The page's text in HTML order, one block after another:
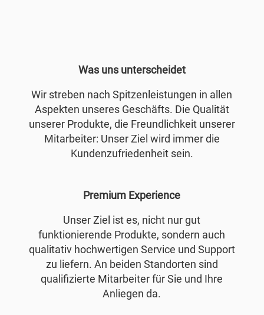
Was uns unterscheidet
Wir streben nach Spitzenleistungen in allen
Aspekten unseres Geschäfts. Die Qualität
unserer Produkte, die Freundlichkeit unserer
Mitarbeiter: Unser Ziel wird immer die
Kundenzufriedenheit sein.
Premium Experience
Unser Ziel ist es, nicht nur gut
funktionierende Produkte, sondern auch
qualitativ hochwertigen Service und Support
zu liefern. An beiden Standorten sind
qualifizierte Mitarbeiter für Sie und Ihre
Anliegen da.